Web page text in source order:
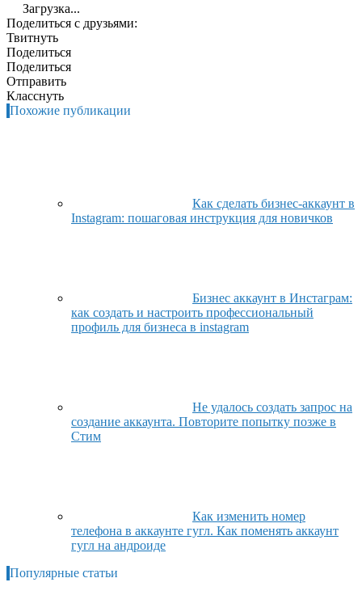
Загрузка...
Поделиться с друзьями:
Твитнуть
Поделиться
Поделиться
Отправить
Класснуть
Похожие публикации
Как сделать бизнес-аккаунт в
Instagram: пошаговая инструкция для новичков
Бизнес аккаунт в Инстаграм:
как создать и настроить профессиональный
профиль для бизнеса в instagram
Не удалось создать запрос на
создание аккаунта. Повторите попытку позже в
Стим
Как изменить номер
телефона в аккаунте гугл. Как поменять аккаунт
гугл на андроиде
Популярные статьи